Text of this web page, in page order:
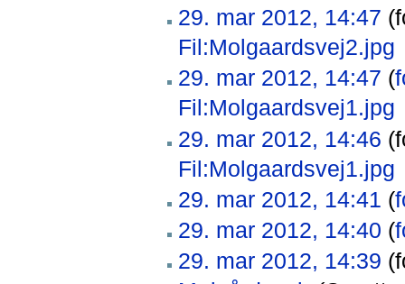
29. mar 2012, 14:47
Fil:Molgaardsvej2.jpg
29. mar 2012, 14:47 (
Fil:Molgaardsvej1.jpg
29. mar 2012, 14:46
Fil:Molgaardsvej1.jpg
29. mar 2012, 14:41 (
29. mar 2012, 14:40 (
29. mar 2012, 14:39